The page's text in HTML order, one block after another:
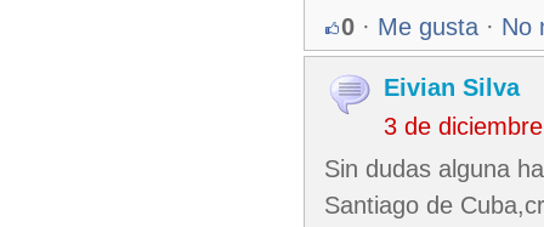
0 · Me gusta · No
Eivian Silva
3 de
Sin dudas alguna
Santiago de